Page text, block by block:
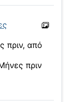
πριν, από
πριν